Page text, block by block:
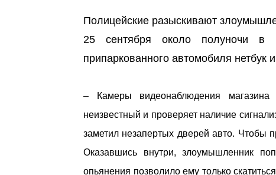
Полицейские разыскивают
25 сентября около полуночи в
припаркованного автомобиля нетбук
– Камеры видеонаблюдения магазина
неизвестный и проверяет наличие
заметил незапертых дверей авто. Чтобы
Оказавшись внутри, злоумышленник
опьянения позволило ему только